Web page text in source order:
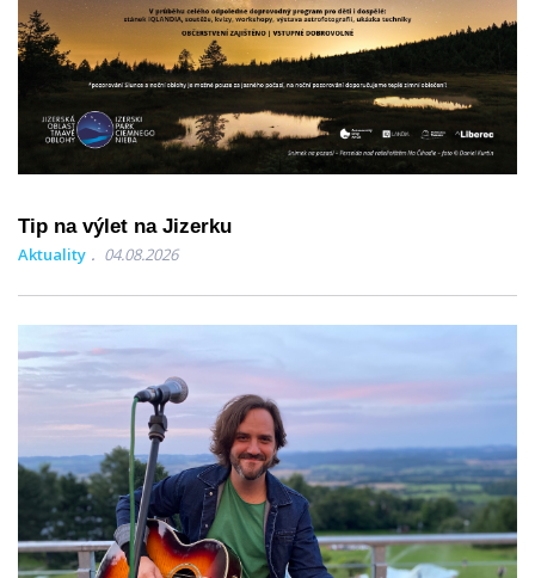
Tip na výlet na Jizerku
Aktuality 04.08.2026